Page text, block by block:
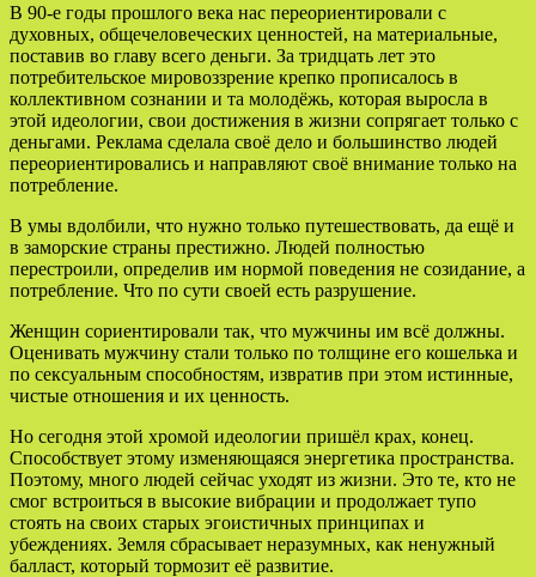
В 90-е годы прошлого века нас переориентировали с
духовных, общечеловеческих ценностей, на материальные,
поставив во главу всего деньги. За тридцать лет это
потребительское мировоззрение крепко прописалось в
коллективном сознании и та молодёжь, которая выросла в
этой идеологии, свои достижения в жизни сопрягает только с
деньгами. Реклама сделала своё дело и большинство людей
переориентировались и направляют своё внимание только на
потребление.
В умы вдолбили, что нужно только путешествовать, да ещё и
в заморские страны престижно. Людей полностью
перестроили, определив им нормой поведения не созидание, а
потребление. Что по сути своей есть разрушение.
Женщин сориентировали так, что мужчины им всё должны.
Оценивать мужчину стали только по толщине его кошелька и
по сексуальным способностям, извратив при этом истинные,
чистые отношения и их ценность.
Но сегодня этой хромой идеологии пришёл крах, конец.
Способствует этому изменяющаяся энергетика пространства.
Поэтому, много людей сейчас уходят из жизни. Это те, кто не
смог встроиться в высокие вибрации и продолжает тупо
стоять на своих старых эгоистичных принципах и
убеждениях. Земля сбрасывает неразумных, как ненужный
балласт, который тормозит её развитие.